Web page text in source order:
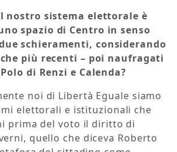
nostro sistema elettorale è
spazio di Centro in senso
schieramenti, considerando
più recenti – poi naufragati
di Renzi e Calenda?
noi di Libertà Eguale siamo
elettorali e istituzionali che
prima del voto il diritto di
quello che diceva Roberto